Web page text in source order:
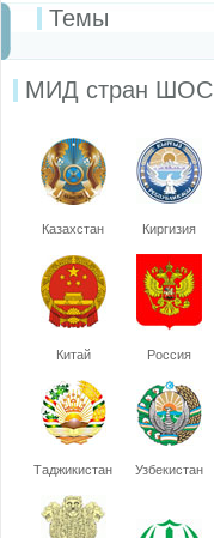
Темы
МИД стран ШОС
Казахстан Киргизия
Китай Россия
Таджикистан Узбекистан